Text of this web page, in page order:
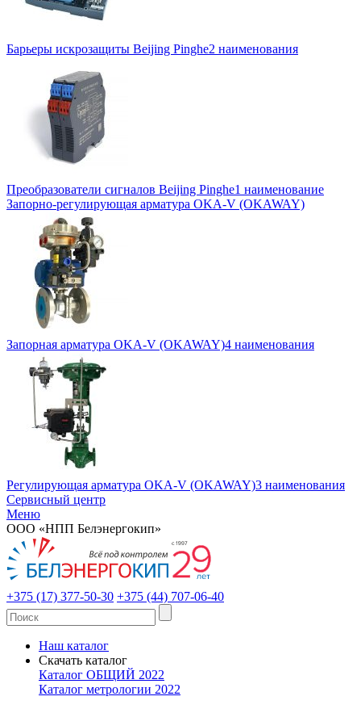
Барьеры искрозащиты Beijing Pinghe2 наименования
Преобразователи сигналов Beijing Pinghe1 наименование
Запорно-регулирующая арматура OKA-V (OKAWAY)
Запорная арматура OKA-V (OKAWAY)4 наименования
Регулирующая арматура OKA-V (OKAWAY)3 наименования
Сервисный центр
Меню
ООО «НПП Белэнергокип»
+375 (17) 377-50-30 +375 (44) 707-06-40
Наш каталог
Скачать каталог
Каталог ОБЩИЙ 2022
Каталог метрологии 2022